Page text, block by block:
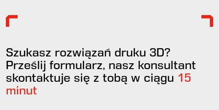
Szukasz rozwiązań druku 3D?
Prześlij formularz, nasz konsultant
skontaktuje się z tobą w ciągu 15
minut